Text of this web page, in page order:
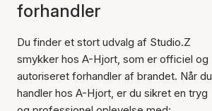
forhandler
Du finder et stort udvalg af Studio.Z
smykker hos A-Hjort, som er officiel og
autoriseret forhandler af brandet. Når du
handler hos A-Hjort, er du sikret en tryg